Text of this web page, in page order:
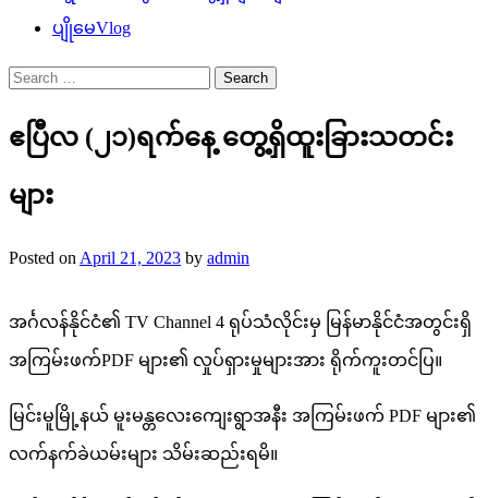
ပျိုမေVlog
Search
for:
ဧပြီလ (၂၁)ရက်နေ့ တွေ့ရှိထူးခြားသတင်း
များ
Posted on April 21, 2023 by admin
အင်္ဂလန်နိုင်ငံ၏ TV Channel 4 ရုပ်သံလိုင်းမှ မြန်မာနိုင်ငံအတွင်းရှိ
အကြမ်းဖက်PDF များ၏ လှုပ်ရှားမှုများအား ရိုက်ကူးတင်ပြ။
မြင်းမူမြို့နယ် မူးမန္တလေးကျေးရွာအနီး အကြမ်းဖက် PDF များ၏
လက်နက်ခဲယမ်းများ သိမ်းဆည်းရမိ။